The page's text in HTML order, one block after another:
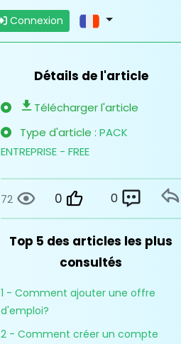
Connexion
Détails de l'article
Télécharger l'article
Type d'article : PACK
ENTREPRISE - FREE
72 0 0
Top 5 des articles les plus
consultés
1 - Comment ajouter une offre
d'emploi?
2 - Comment créer un compte